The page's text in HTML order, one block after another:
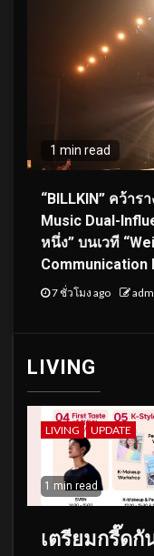
1 min read
“BILLKIN” คว้าร
Music Dual-
หนึ่ง” บนเวที
Communication
7 ชั่วโมง ago
LIVING
LIVING UPDATE
1 min read
เตรียมกรี๊ดกั